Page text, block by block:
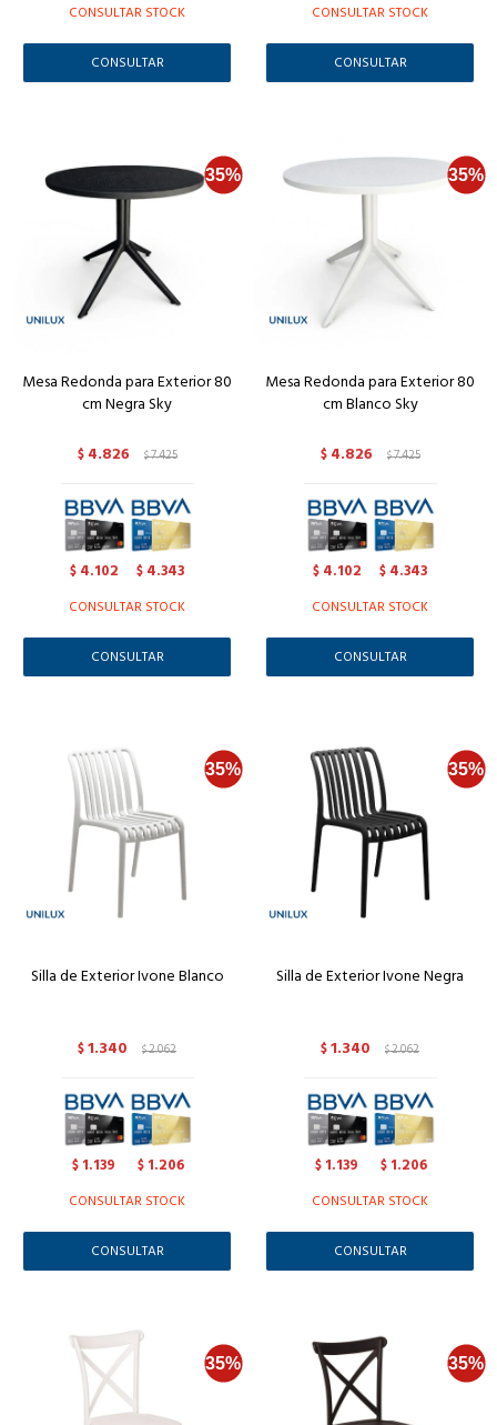
CONSULTAR STOCK
CONSULTAR
CONSULTAR STOCK
CONSULTAR
Mesa Redonda para Exterior 80
cm Negra Sky
$ 4.826 $7.425
$ 4.102 $ 4.343
CONSULTAR STOCK
CONSULTAR
Mesa Redonda para Exterior 80
cm Blanco Sky
$ 4.826 $7.425
$ 4.102 $ 4.343
CONSULTAR STOCK
CONSULTAR
Silla de Exterior Ivone Blanco
$1.340 $2.062
$ 1.139 $ 1.206
CONSULTAR STOCK
CONSULTAR
Silla de Exterior Ivone Negra
$1.340 $2.062
$ 1.139 $ 1.206
CONSULTAR STOCK
CONSULTAR